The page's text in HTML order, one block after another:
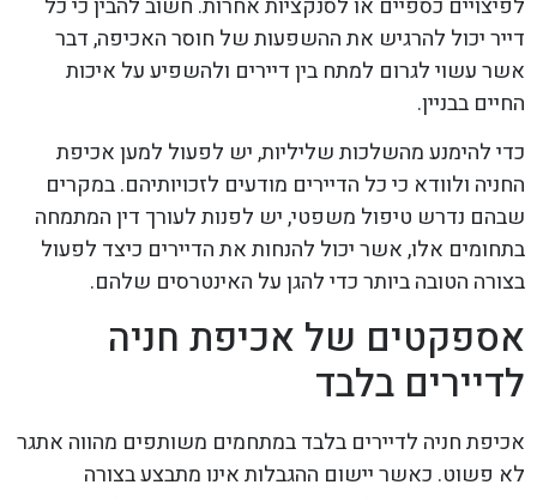
לפיצויים כספיים או לסנקציות אחרות. חשוב להבין כי כל
דייר יכול להרגיש את ההשפעות של חוסר האכיפה, דבר
אשר עשוי לגרום למתח בין דיירים ולהשפיע על איכות
החיים בבניין.
כדי להימנע מהשלכות שליליות, יש לפעול למען אכיפת
החניה ולוודא כי כל הדיירים מודעים לזכויותיהם. במקרים
שבהם נדרש טיפול משפטי, יש לפנות לעורך דין המתמחה
בתחומים אלו, אשר יכול להנחות את הדיירים כיצד לפעול
בצורה הטובה ביותר כדי להגן על האינטרסים שלהם.
אספקטים של אכיפת חניה
לדיירים בלבד
אכיפת חניה לדיירים בלבד במתחמים משותפים מהווה אתגר
לא פשוט. כאשר יישום ההגבלות אינו מתבצע בצורה